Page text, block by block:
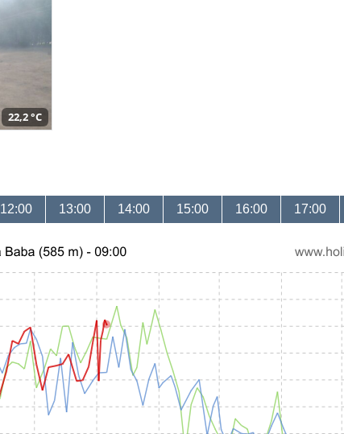
22,2 °C
12:00 13:00 14:00 15:00 16:00 17:00